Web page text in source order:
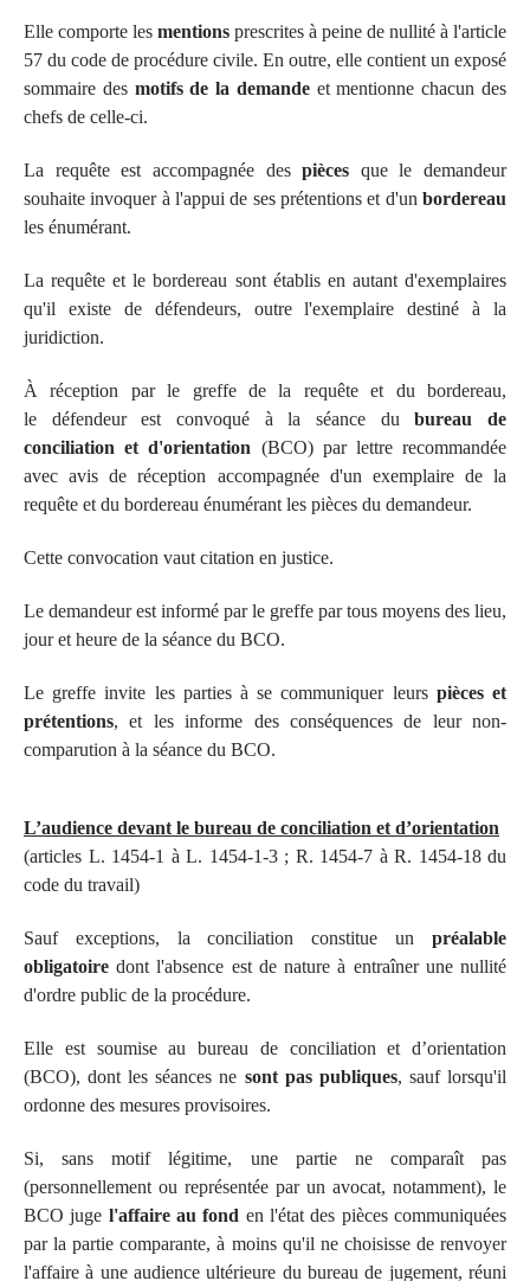
Elle comporte les mentions prescrites à peine de nullité à l'article
57 du code de procédure civile. En outre, elle contient un exposé
sommaire des motifs de la demandeet mentionne chacun des
chefs de celle-ci.
La requête est accompagnée despièces que le demandeur
souhaite invoquer à l'appui de ses prétentions et d'un bordereau
les énumérant.
La requête et le bordereau sont établis en autant d'exemplaires
qu'il existe de défendeurs, outre l'exemplaire destiné à la
juridiction.
À réception par le greffe de la requête et du bordereau,
le défendeur est convoqué à la séance dubureau de
conciliation et d'orientation (BCO) par lettre recommandée
avec avis de réception accompagnée d'un exemplaire de la
requête et du bordereau énumérant les pièces du demandeur.
Cette convocation vaut citation en justice.
Le demandeur est informé par le greffe par tous moyens des lieu,
jour et heure de la séance du BCO.
Le greffe invite les parties à se communiquer leurs pièces et
prétentions, et les informe des conséquences de leur non-
comparution à la séance du BCO.
L’audience devant le bureau de conciliation et d’orientation
(articles L. 1454-1 à L. 1454-1-3 ; R. 1454-7 à R. 1454-18 du
code du travail)
Sauf exceptions, la conciliation constitue un préalable
obligatoire dont l'absence est de nature à entraîner une nullité
d'ordre public de la procédure.
Elle est soumise au bureau de conciliation et d’orientation
(BCO), dont les séances ne sont pas publiques, sauf lorsqu'il
ordonne des mesures provisoires.
Si, sans motif légitime, une partie ne comparaît pas
(personnellement ou représentée par un avocat, notamment), le
BCO juge l'affaire au fond en l'état des pièces communiquées
par la partie comparante, à moins qu'il ne choisisse de renvoyer
l'affaire à une audience ultérieure du bureau de jugement, réuni